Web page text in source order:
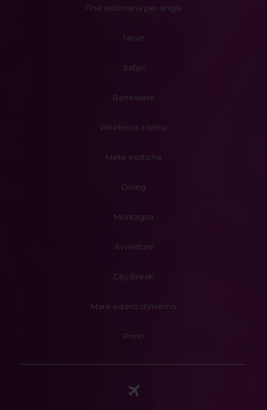
Fine settimana per single
Neve
Safari
Benessere
Weekend a tema
Mete esotiche
Diving
Montagna
Avventura
City Break
Mare estero d'inverno
Ponti